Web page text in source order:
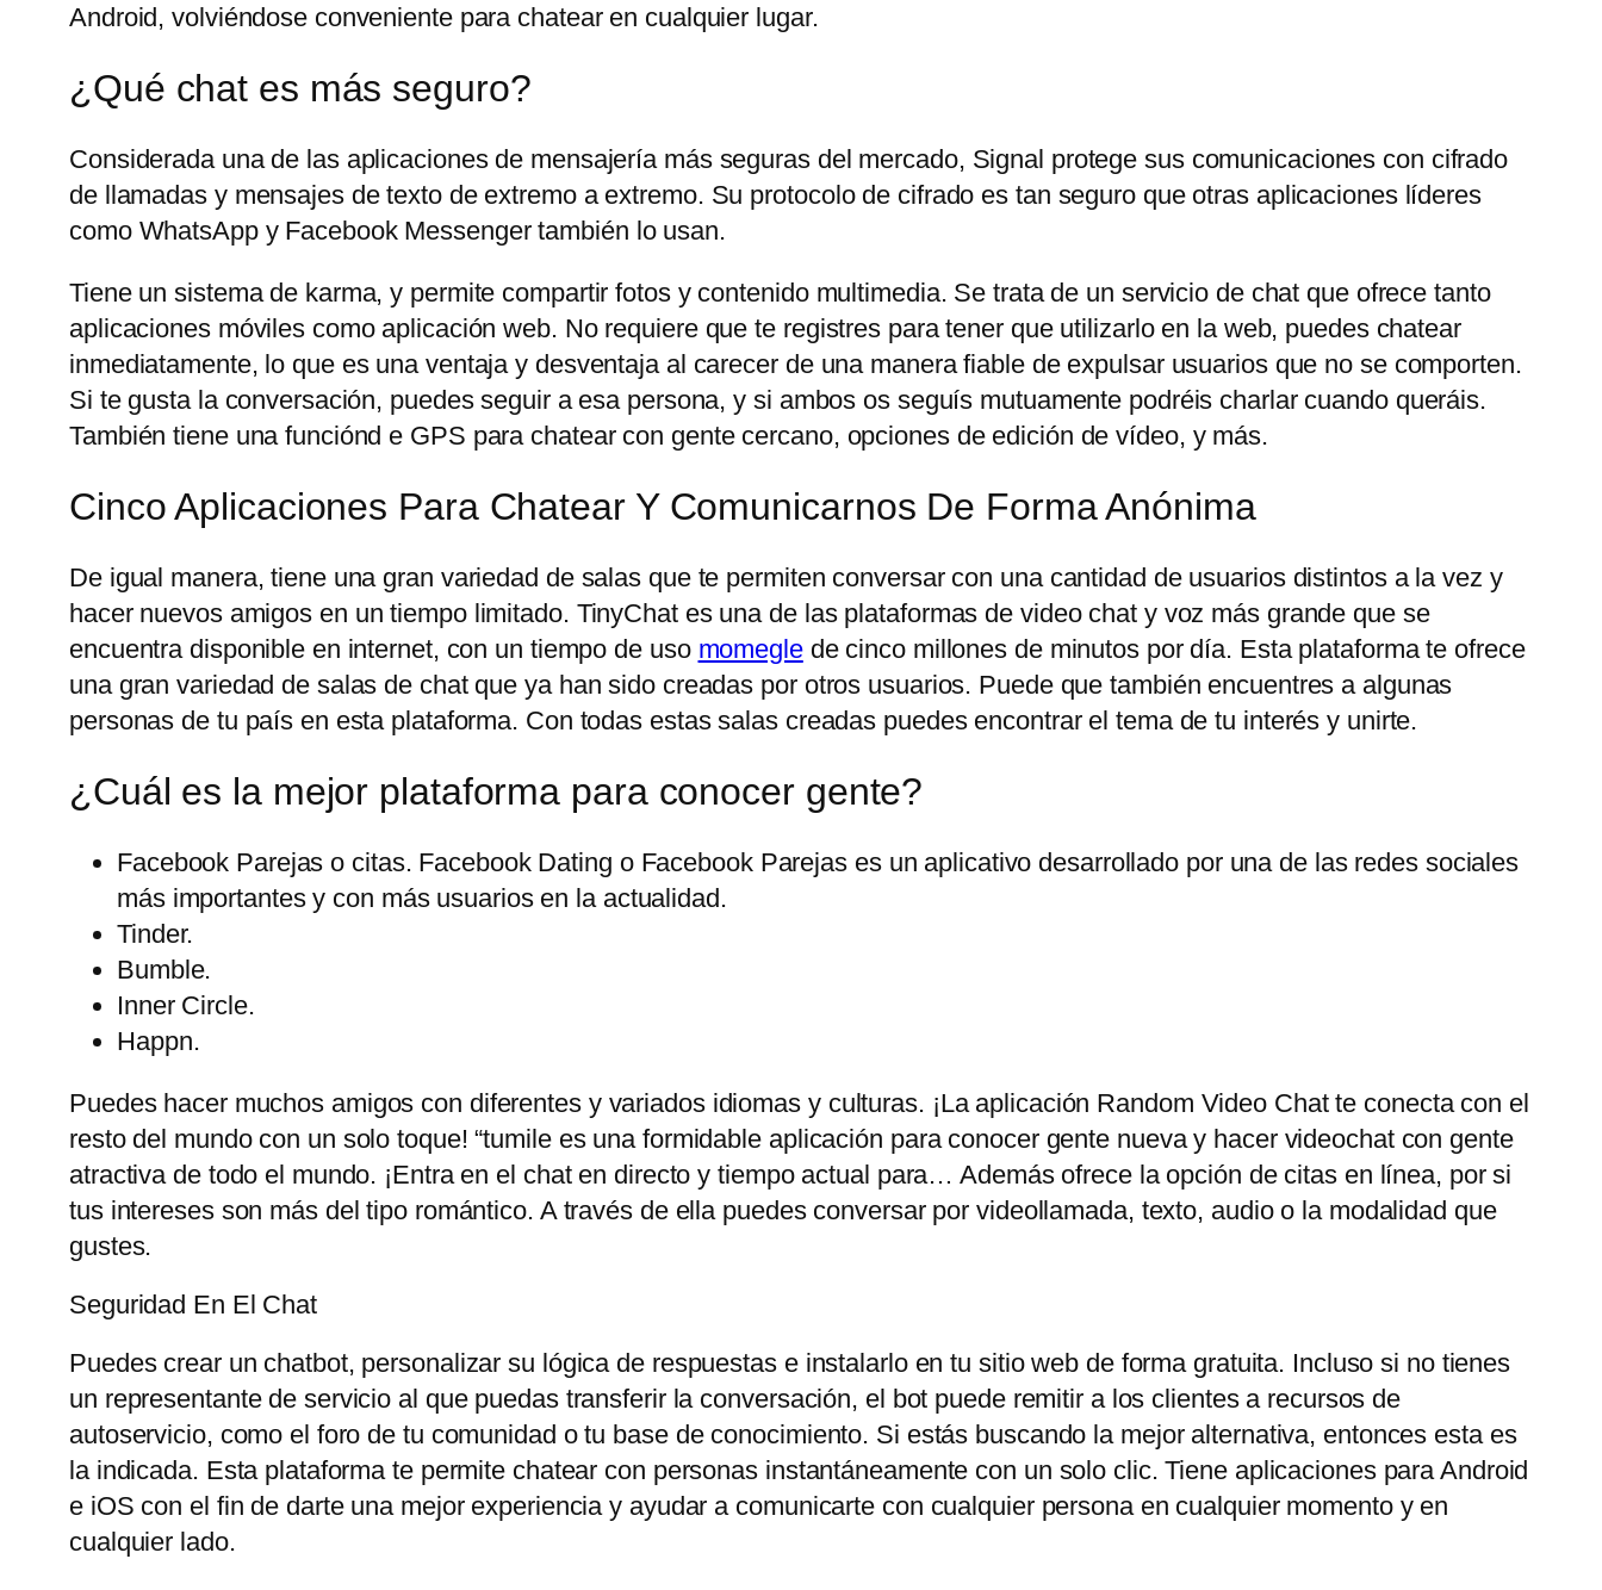
Android, volviéndose conveniente para chatear en cualquier lugar.
¿Qué chat es más seguro?
Considerada una de las aplicaciones de mensajería más seguras del mercado, Signal protege sus comunicaciones con cifrado
de llamadas y mensajes de texto de extremo a extremo. Su protocolo de cifrado es tan seguro que otras aplicaciones líderes
como WhatsApp y Facebook Messenger también lo usan.
Tiene un sistema de karma, y permite compartir fotos y contenido multimedia. Se trata de un servicio de chat que ofrece tanto
aplicaciones móviles como aplicación web. No requiere que te registres para tener que utilizarlo en la web, puedes chatear
inmediatamente, lo que es una ventaja y desventaja al carecer de una manera fiable de expulsar usuarios que no se comporten.
Si te gusta la conversación, puedes seguir a esa persona, y si ambos os seguís mutuamente podréis charlar cuando queráis.
También tiene una funciónd e GPS para chatear con gente cercano, opciones de edición de vídeo, y más.
Cinco Aplicaciones Para Chatear Y Comunicarnos De Forma Anónima
De igual manera, tiene una gran variedad de salas que te permiten conversar con una cantidad de usuarios distintos a la vez y
hacer nuevos amigos en un tiempo limitado. TinyChat es una de las plataformas de video chat y voz más grande que se
encuentra disponible en internet, con un tiempo de uso momeglede cinco millones de minutos por día. Esta plataforma te ofrece
una gran variedad de salas de chat que ya han sido creadas por otros usuarios. Puede que también encuentres a algunas
personas de tu país en esta plataforma. Con todas estas salas creadas puedes encontrar el tema de tu interés y unirte.
¿Cuál es la mejor plataforma para conocer gente?
Facebook Parejas o citas. Facebook Dating o Facebook Parejas es un aplicativo desarrollado por una de las redes sociales
más importantes y con más usuarios en la actualidad.
Tinder.
Bumble.
Inner Circle.
Happn.
Puedes hacer muchos amigos con diferentes y variados idiomas y culturas. ¡La aplicación Random Video Chat te conecta con el
resto del mundo con un solo toque! “tumile es una formidable aplicación para conocer gente nueva y hacer videochat con gente
atractiva de todo el mundo. ¡Entra en el chat en directo y tiempo actual para… Además ofrece la opción de citas en línea, por si
tus intereses son más del tipo romántico. A través de ella puedes conversar por videollamada, texto, audio o la modalidad que
gustes.
Seguridad En El Chat
Puedes crear un chatbot, personalizar su lógica de respuestas e instalarlo en tu sitio web de forma gratuita. Incluso si no tienes
un representante de servicio al que puedas transferir la conversación, el bot puede remitir a los clientes a recursos de
autoservicio, como el foro de tu comunidad o tu base de conocimiento. Si estás buscando la mejor alternativa, entonces esta es
la indicada. Esta plataforma te permite chatear con personas instantáneamente con un solo clic. Tiene aplicaciones para Android
e iOS con el fin de darte una mejor experiencia y ayudar a comunicarte con cualquier persona en cualquier momento y en
cualquier lado.